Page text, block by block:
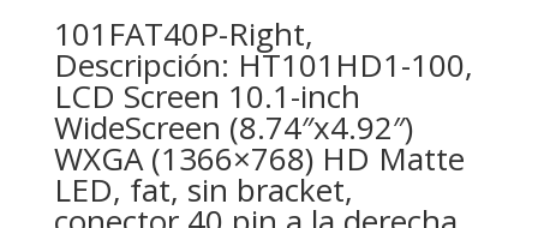
101FAT40P-Right,
Descripción: HT101HD1-100,
LCD Screen 10.1-inch
WideScreen (8.74″x4.92″)
WXGA (1366×768) HD Matte
LED, fat, sin bracket,